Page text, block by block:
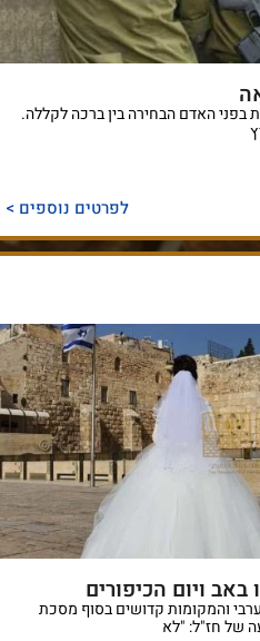
בפני האדם הבחירה בין ברכה לקללה.
לפרטים נוספים >
ויום הכיפורים
והמקומות קדושים בסוף מסכת
של חז"ל: "לא